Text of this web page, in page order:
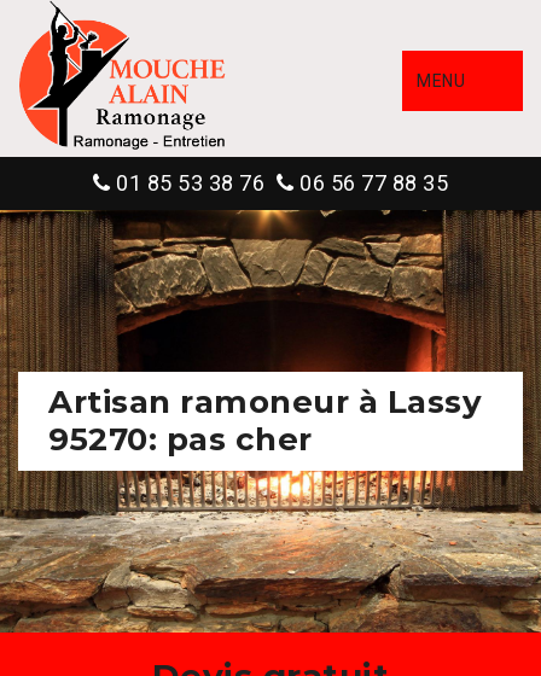
MENU
01 85 53 38 76 06 56 77 88 35
Artisan ramoneur à Lassy
95270: pas cher